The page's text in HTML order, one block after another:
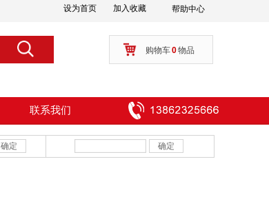
设为首页 加入收藏 帮助中心
购物车0物品
搜索
按钮文本
联系我们
确定 确定